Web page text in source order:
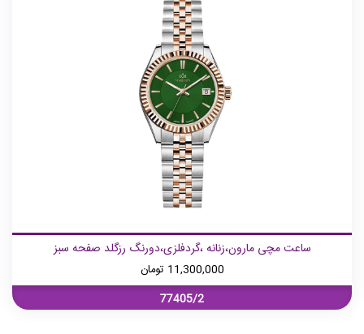
ساعت مچی مارون،زنانه ،گردفلزی،دورنگ رزگلد صفحه سبز
11,300,000 تومان
77405/2